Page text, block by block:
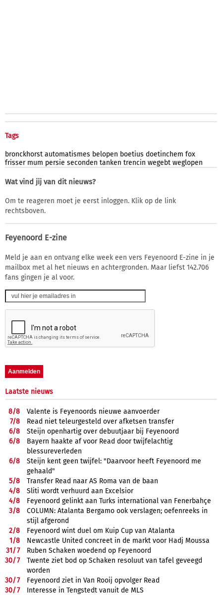
Tags
bronckhorst automatismes belopen boetius doetinchem fox
frisser mum persie seconden tanken trencin wegebt weglopen
Wat vind jij van dit nieuws?
Om te reageren moet je eerst inloggen. Klik op de link
rechtsboven.
Feyenoord E-zine
Meld je aan en ontvang elke week een vers Feyenoord E-zine in je
mailbox met al het nieuws en achtergronden. Maar liefst 142.706
fans gingen je al voor.
Laatste nieuws
8/8
Valente is Feyenoords nieuwe aanvoerder
7/8
Read niet teleurgesteld over afketsen transfer
6/8
Steijn openhartig over debuutjaar bij Feyenoord
6/8
Bayern haakte af voor Read door twijfelachtig
blessureverleden
6/8
Steijn kent geen twijfel: "Daarvoor heeft Feyenoord me
gehaald"
5/8
Transfer Read naar AS Roma van de baan
4/8
Sliti wordt verhuurd aan Excelsior
4/8
Feyenoord gelinkt aan Turks international van Fenerbahçe
3/8
COLUMN: Atalanta Bergamo ook verslagen; oefenreeks in
stijl afgerond
2/8
Feyenoord wint duel om Kuip Cup van Atalanta
1/8
Newcastle United concreet in de markt voor Hadj Moussa
31/7
Ruben Schaken woedend op Feyenoord
30/7
Twente ziet bod op Schaken resoluut van tafel geveegd
worden
30/7
Feyenoord ziet in Van Rooij opvolger Read
30/7
Interesse in Tengstedt vanuit de MLS